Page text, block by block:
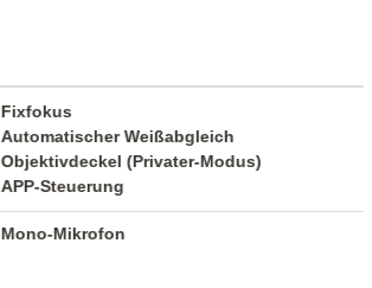
Fixfokus
Automatischer Weißabgleich
Objektivdeckel (Privater-Modus)
APP-Steuerung
Mono-Mikrofon